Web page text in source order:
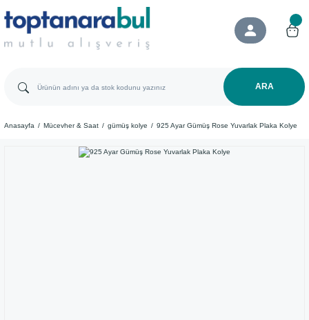
ARA
Anasayfa Mücevher & Saat gümüş kolye 925 Ayar Gümüş Rose Yuvarlak Plaka Kolye